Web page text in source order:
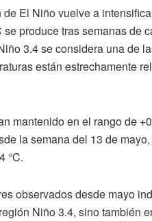
El Niño vuelve a
se produce tras semanas de
3.4 se considera una de
están estrechamente
mantenido en el rango de
la semana del 13 de
°C.
observados desde mayo
Niño 3.4, sino también